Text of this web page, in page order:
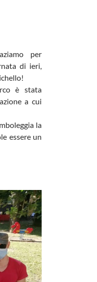
per
di ieri,
è stata
a cui
la
essere un